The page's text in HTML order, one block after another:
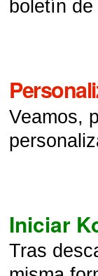
boletín
Veamos,
Iniciar
Tras